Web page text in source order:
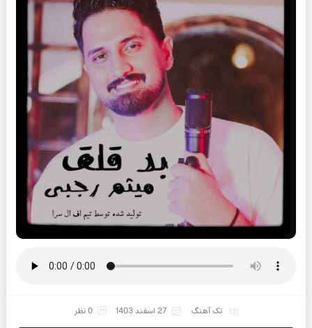
تک آهنگ 27 اسفند 1403 0 نظر